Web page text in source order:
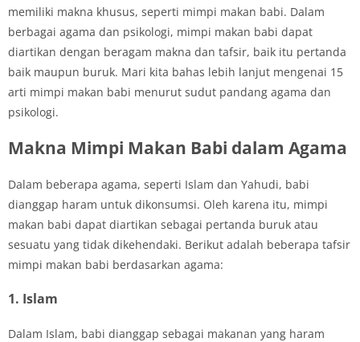
memiliki makna khusus, seperti mimpi makan babi. Dalam
berbagai agama dan psikologi, mimpi makan babi dapat
diartikan dengan beragam makna dan tafsir, baik itu pertanda
baik maupun buruk. Mari kita bahas lebih lanjut mengenai 15
arti mimpi makan babi menurut sudut pandang agama dan
psikologi.
Makna Mimpi Makan Babi dalam Agama
Dalam beberapa agama, seperti Islam dan Yahudi, babi
dianggap haram untuk dikonsumsi. Oleh karena itu, mimpi
makan babi dapat diartikan sebagai pertanda buruk atau
sesuatu yang tidak dikehendaki. Berikut adalah beberapa tafsir
mimpi makan babi berdasarkan agama:
1. Islam
Dalam Islam, babi dianggap sebagai makanan yang haram